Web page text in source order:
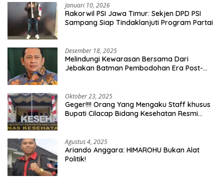
Januari 10, 2026
Rakorwil PSI Jawa Timur: Sekjen DPD PSI
Sampang Siap Tindaklanjuti Program Partai
Desember 18, 2025
Melindungi Kewarasan Bersama Dari
Jebakan Batman Pembodohan Era Post-
Oktober 23, 2025
Geger!!!! Orang Yang Mengaku Staff khusus
Bupati Cilacap Bidang Kesehatan Resmi
Agustus 4, 2025
Ariando Anggara: HIMAROHU Bukan Alat
Politik!